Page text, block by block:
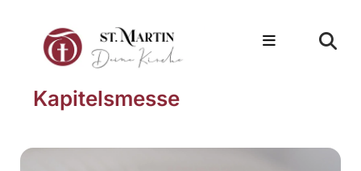
Kapitelsmesse